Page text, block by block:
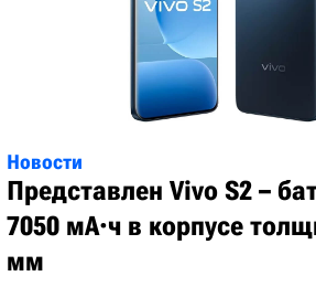
Новости
Представлен Vivo S2 –
7050 мА·ч в корпусе
мм